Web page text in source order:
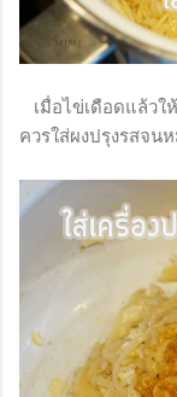
เมื่อไข่เดือดแล้วใ
ควรใส่ผงปรุงรสจน